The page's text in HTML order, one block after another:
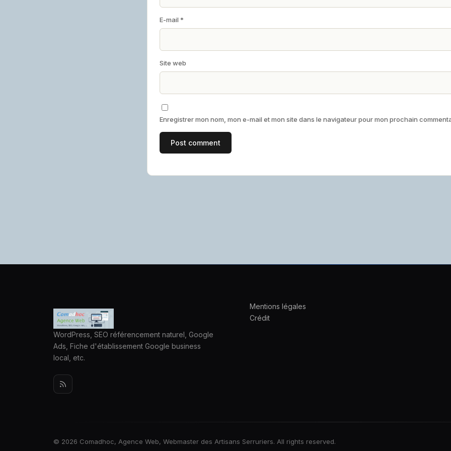
E-mail *
Site web
Enregistrer mon nom, mon e-mail et mon site dans le navigateur pour mon prochain
WordPress, SEO référencement naturel, Google
Ads, Fiche d'établissement Google business
local, etc.
Mentions légales
Crédit
© 2026 Comadhoc, Agence Web, Webmaster des Artisans Serruriers. All rights reserved.